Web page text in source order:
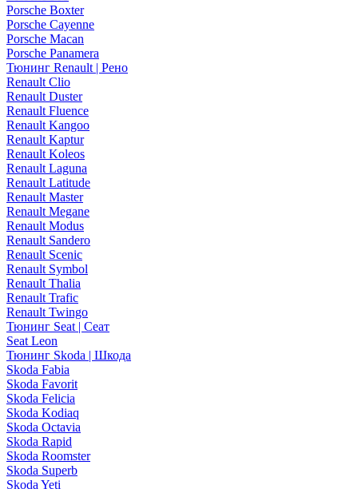
Porsche Boxter
Porsche Cayenne
Porsche Macan
Porsche Panamera
Тюнинг Renault | Рено
Renault Clio
Renault Duster
Renault Fluence
Renault Kangoo
Renault Kaptur
Renault Koleos
Renault Laguna
Renault Latitude
Renault Master
Renault Megane
Renault Modus
Renault Sandero
Renault Scenic
Renault Symbol
Renault Thalia
Renault Trafic
Renault Twingo
Тюнинг Seat | Сеат
Seat Leon
Тюнинг Skoda | Шкода
Skoda Fabia
Skoda Favorit
Skoda Felicia
Skoda Kodiaq
Skoda Octavia
Skoda Rapid
Skoda Roomster
Skoda Superb
Skoda Yeti